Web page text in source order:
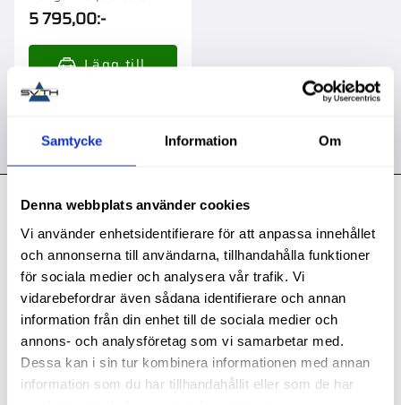
Samtycke Information Om
Denna webbplats använder cookies
Vi använder enhetsidentifierare för att anpassa innehållet
och annonserna till användarna, tillhandahålla funktioner
för sociala medier och analysera vår trafik. Vi
vidarebefordrar även sådana identifierare och annan
information från din enhet till de sociala medier och
annons- och analysföretag som vi samarbetar med.
Dessa kan i sin tur kombinera informationen med annan
information som du har tillhandahållit eller som de har
st.
5 795,00:-
Kontakt
Svith AB
Telefon:0155-332 05
E-post:order@svith.se
Oscarsbergsvägen 11
611 39 Nyköping
Org.nr: 559106-6112